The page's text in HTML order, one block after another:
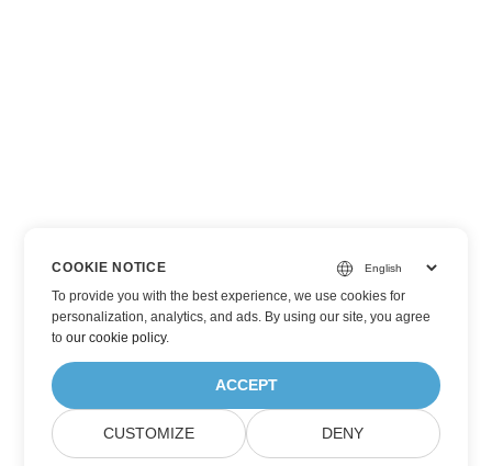
COOKIE NOTICE
To provide you with the best experience, we use cookies for
personalization, analytics, and ads. By using our site, you agree
toour cookie policy.
ACCEPT
CUSTOMIZE DENY